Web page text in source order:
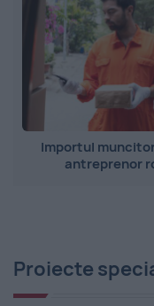
Importul
antreprenor
Proiecte